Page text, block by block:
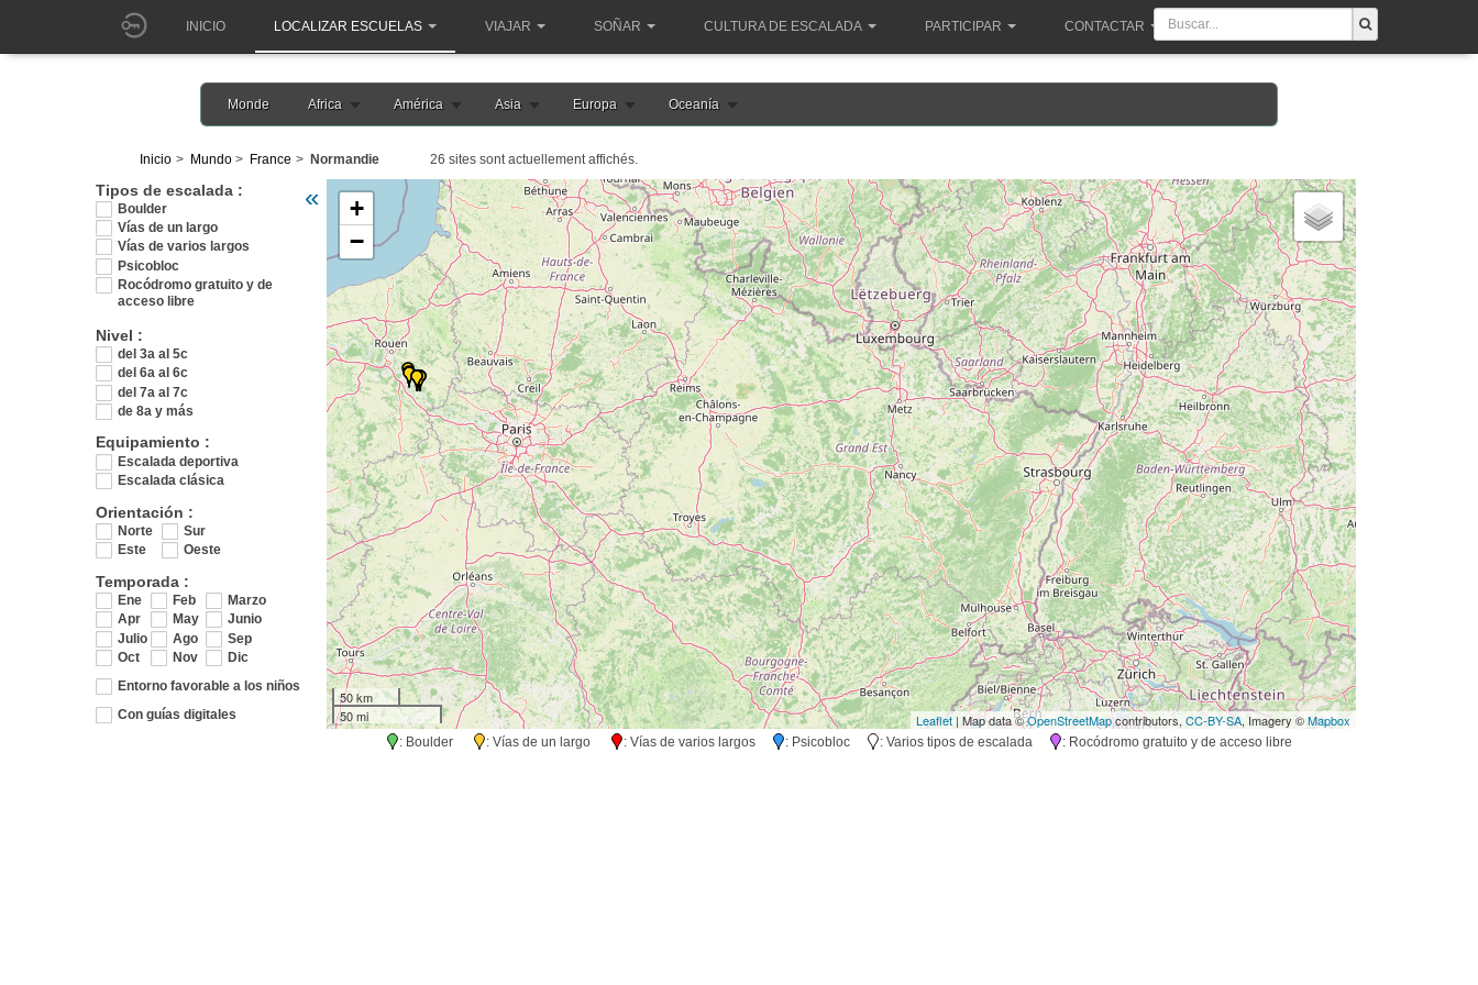
INICIO LOCALIZAR ESCUELAS VIAJAR SOÑAR CULTURA DE ESCALADA PARTICIPAR CONTACTAR
Monde Africa América Asia Europa Oceanía
Inicio Mundo France Normandie 26 sites sont actuellement affichés.
Tipos de escalada :
Boulder
Vías de un largo
Vías de varios largos
Psicobloc
Rocódromo gratuito y de
acceso libre
Nivel :
del 3a al 5c
del 6a al 6c
del 7a al 7c
de 8a y más
Equipamiento :
Escalada deportiva
Escalada clásica
Orientación :
Norte
Sur
Este
Oeste
Temporada :
Ene Feb
Marzo
Apr
May
Junio
Julio
Ago
Sep
Oct
Nov
Dic
Entorno favorable a los niños
Con guías digitales
« Veuillez patienter pendant le chargement de la carte france
+
−
50 km
50 mi
Leaflet | Map data ©OpenStreetMapcontributors,CC-BY-SA, Imagery ©Mapbox
: Boulder : Vías de un largo : Vías de varios largos : Psicobloc : Varios tipos de escalada : Rocódromo gratuito y de acceso libre